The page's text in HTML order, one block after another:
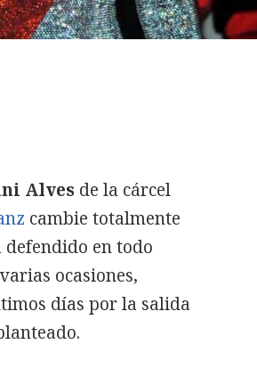
Alves de la cárcel
cambie totalmente
en todo
ocasiones,
días por la salida